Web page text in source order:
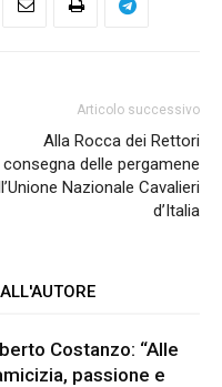
Articolo successivo
Alla Rocca dei Rettori
consegna delle pergamene
Nazionale Cavalieri
d’Italia
Costanzo: “Alle
passione e